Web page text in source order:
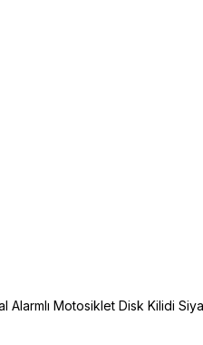
Alarmlı Motosiklet Disk Kilidi